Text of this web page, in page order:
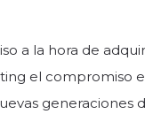
a la hora de
el compromiso
generaciones